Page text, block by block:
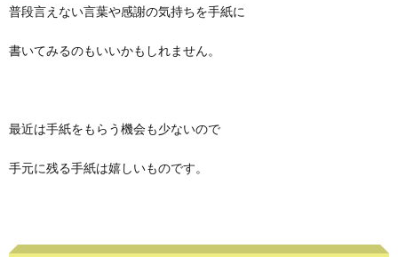
普段言えない言葉や感謝の気持ちを手紙に
書いてみるのもいいかもしれません。
最近は手紙をもらう機会も少ないので
手元に残る手紙は嬉しいものです。